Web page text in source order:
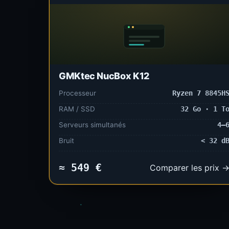
GMKtec NucBox K12
Processeur
Ryzen 7 8845HS
RAM / SSD
32 Go · 1 To
Serveurs simultanés
4–6
Bruit
< 32 dB
≈ 549 € Comparer les prix →